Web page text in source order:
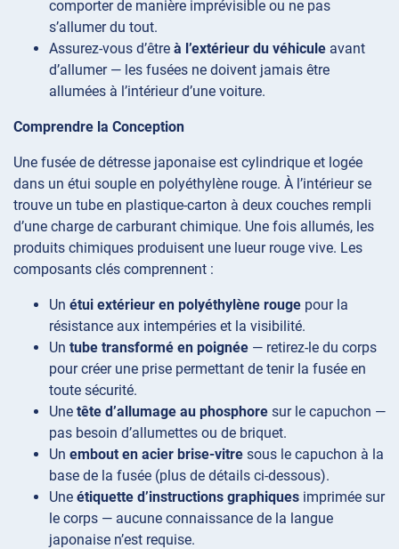
comporter de manière imprévisible ou ne pas
s’allumer du tout.
Assurez-vous d’être à l’extérieur du véhicule avant
d’allumer — les fusées ne doivent jamais être
allumées à l’intérieur d’une voiture.
Comprendre la Conception
Une fusée de détresse japonaise est cylindrique et logée
dans un étui souple en polyéthylène rouge. À l’intérieur se
trouve un tube en plastique-carton à deux couches rempli
d’une charge de carburant chimique. Une fois allumés, les
produits chimiques produisent une lueur rouge vive. Les
composants clés comprennent :
Un étui extérieur en polyéthylène rouge pour la
résistance aux intempéries et la visibilité.
Un tube transformé en poignée — retirez-le du corps
pour créer une prise permettant de tenir la fusée en
toute sécurité.
Une tête d’allumage au phosphore sur le capuchon —
pas besoin d’allumettes ou de briquet.
Un embout en acier brise-vitre sous le capuchon à la
base de la fusée (plus de détails ci-dessous).
Une étiquette d’instructions graphiques imprimée sur
le corps — aucune connaissance de la langue
japonaise n’est requise.